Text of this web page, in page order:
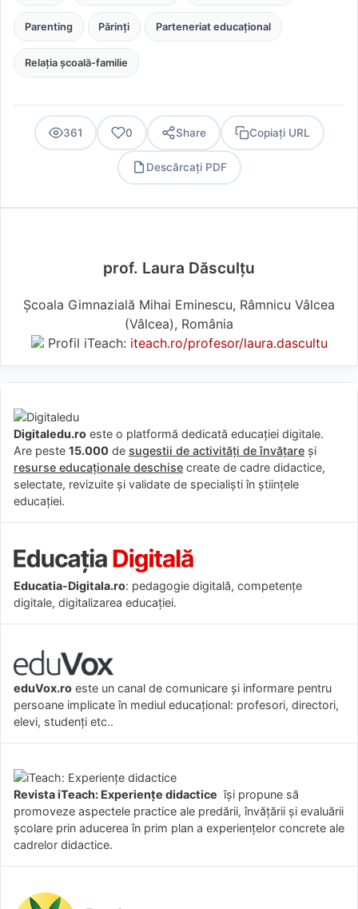
Parenting Părinți Parteneriat educațional
Relația școală-familie
361 0 Share Copiați URL
Descărcați PDF
prof. Laura Dăsculțu
Școala Gimnazială Mihai Eminescu, Râmnicu Vâlcea
(Vâlcea), România
Profil iTeach: iteach.ro/profesor/laura.dascultu
Digitaledu.ro este o platformă dedicată educației digitale.
Are peste 15.000 de sugestii de activități de învățare și
resurse educaționale deschise create de cadre didactice,
selectate, revizuite și validate de specialiști în științele
educației.
Educatia-Digitala.ro: pedagogie digitală, competențe
digitale, digitalizarea educației.
eduVox.ro este un canal de comunicare și informare pentru
persoane implicate în mediul educațional: profesori, directori,
elevi, studenți etc..
Revista iTeach: Experienţe didactice îşi propune să
promoveze aspectele practice ale predării, învăţării şi evaluării
şcolare prin aducerea în prim plan a experienţelor concrete ale
cadrelor didactice.